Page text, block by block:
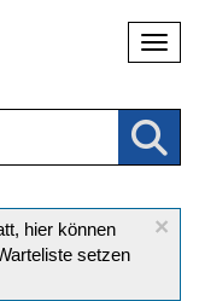
×
hier können
setzen